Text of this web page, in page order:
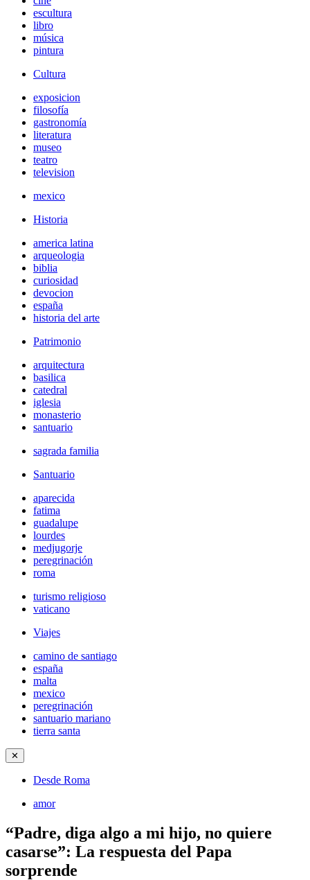
escultura
libro
música
pintura
Cultura
exposicion
filosofía
gastronomía
literatura
museo
teatro
television
mexico
Historia
america latina
arqueologia
biblia
curiosidad
devocion
españa
historia del arte
Patrimonio
arquitectura
basilica
catedral
iglesia
monasterio
santuario
sagrada familia
Santuario
aparecida
fatima
guadalupe
lourdes
medjugorje
peregrinación
roma
turismo religioso
vaticano
Viajes
camino de santiago
españa
malta
mexico
peregrinación
santuario mariano
tierra santa
✕
Desde Roma
amor
“Padre, diga algo a mi hijo, no quiere
casarse”: La respuesta del Papa
sorprende